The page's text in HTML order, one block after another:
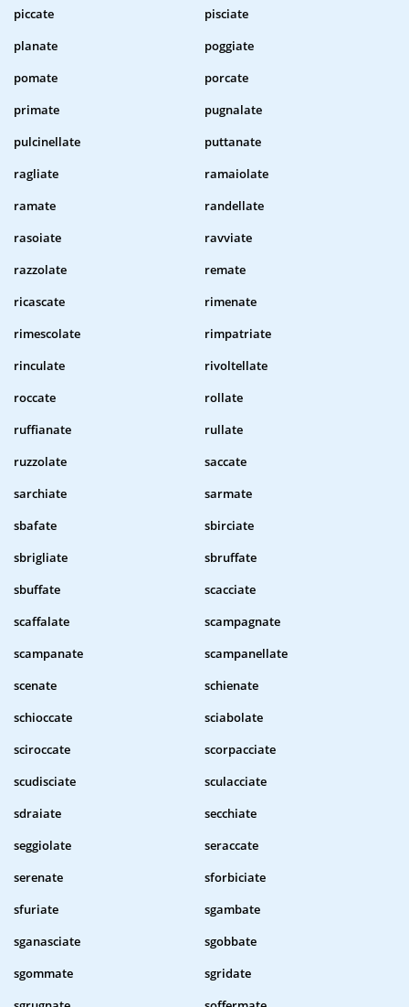
piccate
pisciate
planate
poggiate
pomate
porcate
primate
pugnalate
pulcinellate
puttanate
ragliate
ramaiolate
ramate
randellate
rasoiate
ravviate
razzolate
remate
ricascate
rimenate
rimescolate
rimpatriate
rinculate
rivoltellate
roccate
rollate
ruffianate
rullate
ruzzolate
saccate
sarchiate
sarmate
sbafate
sbirciate
sbrigliate
sbruffate
sbuffate
scacciate
scaffalate
scampagnate
scampanate
scampanellate
scenate
schienate
schioccate
sciabolate
sciroccate
scorpacciate
scudisciate
sculacciate
sdraiate
secchiate
seggiolate
seraccate
serenate
sforbiciate
sfuriate
sgambate
sganasciate
sgobbate
sgommate
sgridate